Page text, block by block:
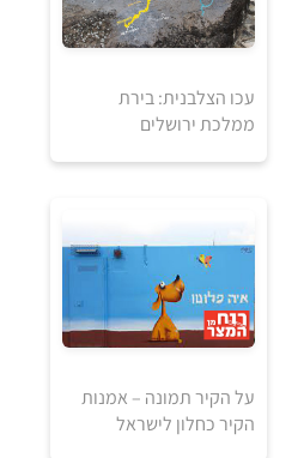
5
₪
5
₪
למידע ולרכישה
עכו הצלבנית: בירת
ממלכת ירושלים
על הקיר תמונה – אמנות
הקיר כחלון לישראל